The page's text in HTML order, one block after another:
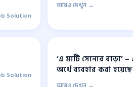
Solution
আরও দেখুন →
Solution
‘এ মাটি সোনার বাড়া’
অর্থে ব্যবহার করা